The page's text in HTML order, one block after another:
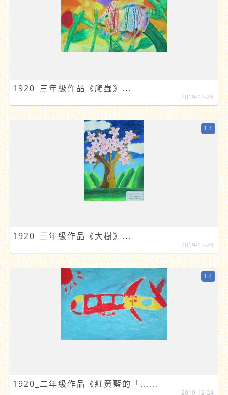
1920_三年級作品《爬蟲》...
2019-12-24
1920_三年級作品《大樹》...
13
2019-12-24
1920_二年級作品《紅黃藍的「......
12
2019-12-24